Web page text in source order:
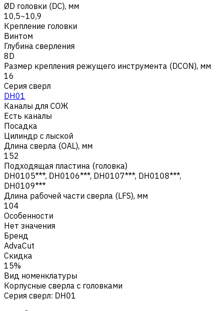
ØD головки (DC), мм
10,5~10,9
Крепление головки
Винтом
Глубина сверления
8D
Размер крепления режущего инструмента (DCON), мм
16
Серия сверл
DH01
Каналы для СОЖ
Есть каналы
Посадка
Цилиндр с лыской
Длина сверла (OAL), мм
152
Подходящая пластина (головка)
DH0105***, DH0106***, DH0107***, DH0108***,
DH0109***
Длина рабочей части сверла (LFS), мм
104
Особенности
Нет значения
Бренд
AdvaCut
Скидка
15%
Вид номенклатуры
Корпусные сверла с головками
Серия сверл: DH01